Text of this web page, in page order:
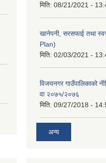
मिति: 08/21/2021 -
खानेपनी, सरसफाई तथा
Plan)
मिति: 02/03/2021 -
विजयनगर गाउँपालिकाको
वा २०७५/२०७६
मिति: 09/27/2018 -
अन्य